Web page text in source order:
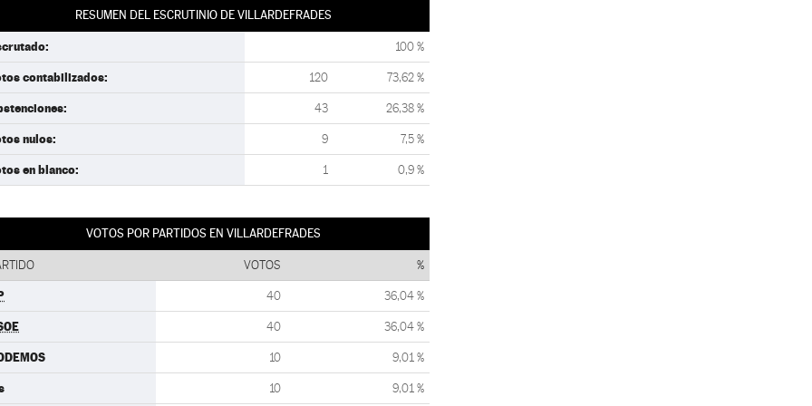
RESUMEN DEL ESCRUTINIO DE VILLARDEFRADES
100 %
contabilizados: 120 73,62 %
43 26,38 %
nulos: 9 7,5 %
en blanco: 1 0,9 %
VOTOS POR PARTIDOS EN VILLARDEFRADES
VOTOS %
40 36,04 %
40 36,04 %
10 9,01 %
10 9,01 %